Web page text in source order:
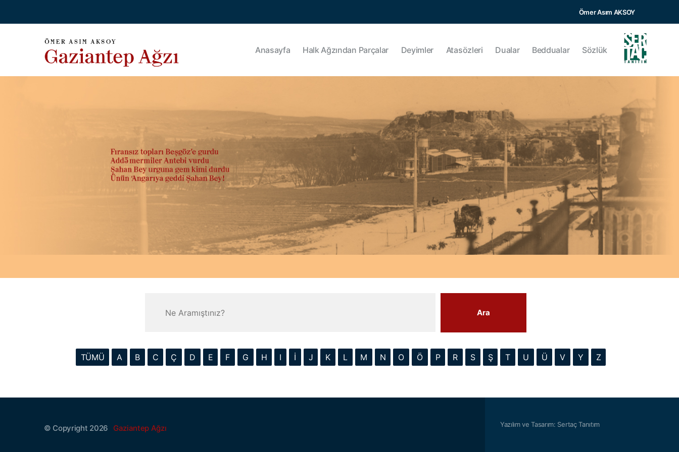
Ömer Asım AKSOY
Anasayfa Halk Ağzından Parçalar Deyimler Atasözleri Dualar Beddualar Sözlük
Ara
TÜMÜ A B C Ç D E F G H I İ J K L M N O Ö P R S Ş T U Ü V Y Z
© Copyright 2026 Gaziantep Ağzı Yazılım ve Tasarım: Sertaç Tanıtım